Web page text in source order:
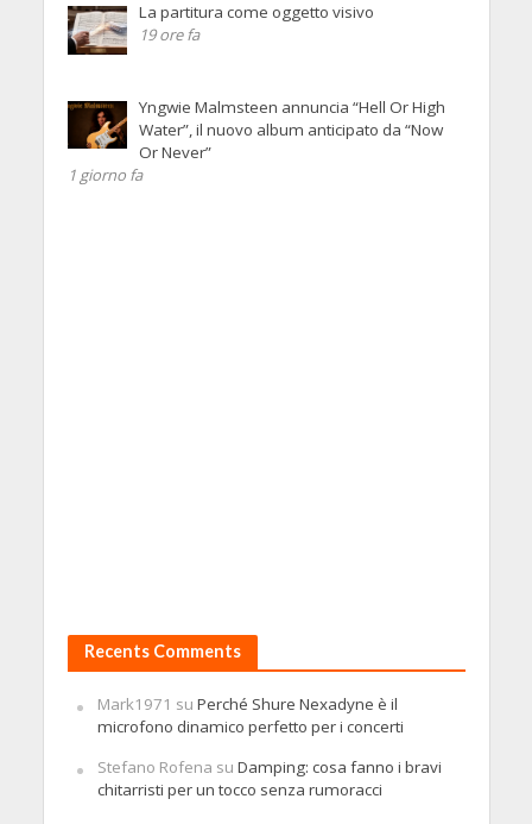
La partitura come oggetto visivo
19 ore fa
Yngwie Malmsteen annuncia “Hell Or High
Water”, il nuovo album anticipato da “Now
Or Never”
1 giorno fa
Recents Comments
Mark1971 su Perché Shure Nexadyne è il
microfono dinamico perfetto per i concerti
Stefano Rofena su Damping: cosa fanno i bravi
chitarristi per un tocco senza rumoracci